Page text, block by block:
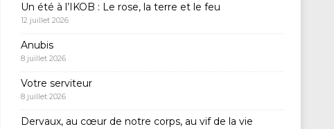
Un été à l’IKOB : Le rose, la terre et le feu
12 juillet 2026
Anubis
8 juillet 2026
Votre serviteur
8 juillet 2026
Dervaux, au cœur de notre corps, au vif de la vie